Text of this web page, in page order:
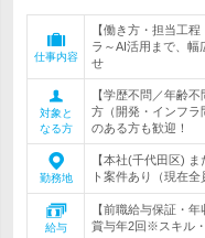
仕事内容
【働き方・担当工
ラ～AI活用まで、幅
せ
対象と
なる方
【学歴不問／年齢
方（開発・インフラ
のある方も歓迎！
勤務地
【本社(千代田区)
ト案件あり（現在
給与
【前職給与保証・
賞与年2回※スキル